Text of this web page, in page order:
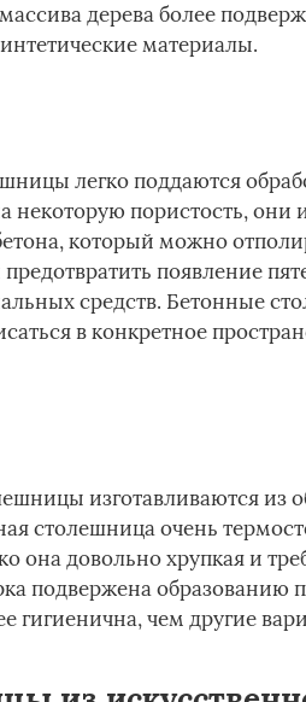
дерева более
материалы.
легко поддаются
некоторую пористость, они
который можно
появление
средств. Бетонные
в конкретное
изготавливаются из
столешница очень
она довольно хрупкая и
подвержена образованию
гигиенична, чем другие